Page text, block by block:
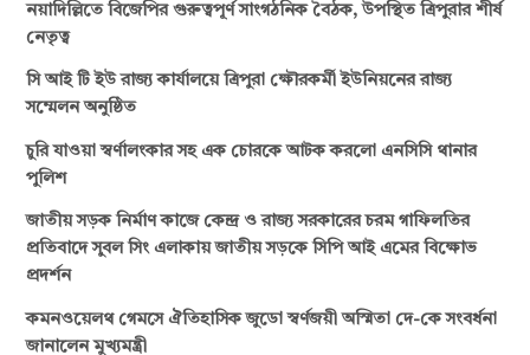
নয়াদিল্লিতে বিজেপির গুরুত্বপূর্ণ সাংগঠনিক বৈঠক, উপস্থিত ত্রিপুরার শীর্ষ
নেতৃত্ব
সি আই টি ইউ রাজ্য কার্যালয়ে ত্রিপুরা ক্ষৌরকর্মী ইউনিয়নের রাজ্য
সম্মেলন অনুষ্ঠিত
চুরি যাওয়া স্বর্ণালংকার সহ এক চোরকে আটক করলো এনসিসি থানার
পুলিশ
জাতীয় সড়ক নির্মাণ কাজে কেন্দ্র ও রাজ্য সরকারের চরম গাফিলতির
প্রতিবাদে সুবল সিং এলাকায় জাতীয় সড়কে সিপি আই এমের বিক্ষোভ
প্রদর্শন
কমনওয়েলথ গেমসে ঐতিহাসিক জুডো স্বর্ণজয়ী অস্মিতা দে-কে সংবর্ধনা
জানালেন মুখ্যমন্ত্রী